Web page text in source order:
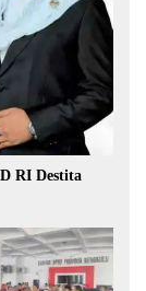
RI Destita